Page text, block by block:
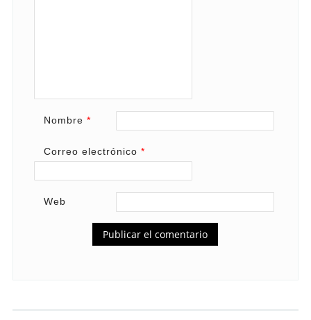
Nombre *
Correo electrónico *
Web